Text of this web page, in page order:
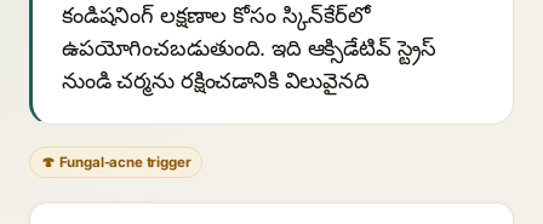
కండిషనింగ్ లక్షణాల కోసం స్కిన్‌కేర్‌లో
ఉపయోగించబడుతుంది. ఇది ఆక్సిడేటివ్ స్ట్రెస్
నుండి చర్మను రక్షించడానికి విలువైనది
🍄 Fungal-acne trigger